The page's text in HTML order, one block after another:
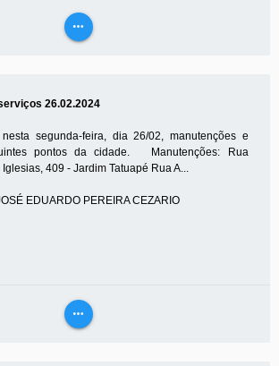
more_horiz
26.02.2024
segunda-feira, dia 26/02, manutenções e
pontos da cidade. Manutenções: Rua
409 - Jardim Tatuapé Rua A...
EDUARDO PEREIRA CEZARIO
more_horiz